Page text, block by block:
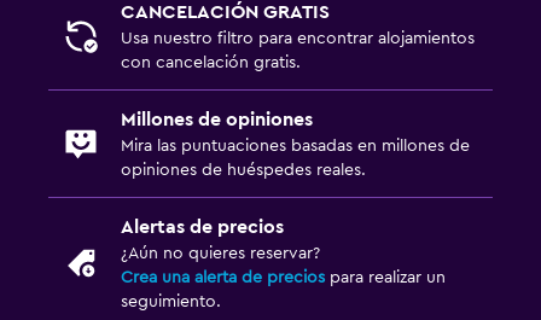
CANCELACIÓN GRATIS
Usa nuestro filtro para encontrar alojamientos
con cancelación gratis.
Millones de opiniones
Mira las puntuaciones basadas en millones de
opiniones de huéspedes reales.
Alertas de precios
¿Aún no quieres reservar?
Crea una alerta de precios para realizar un
seguimiento.